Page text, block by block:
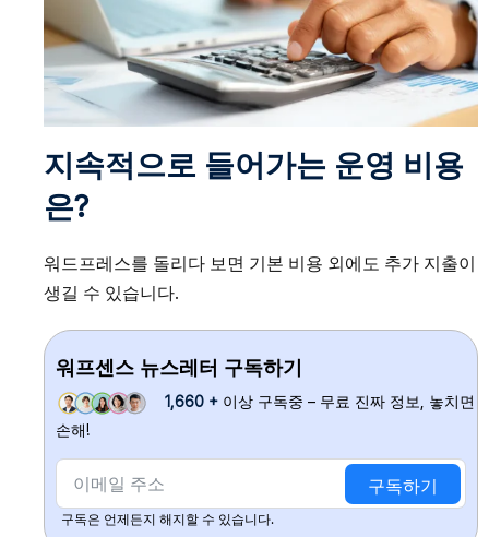
지속적으로 들어가는 운영 비용
은?
워드프레스를 돌리다 보면 기본 비용 외에도 추가 지출이
생길 수 있습니다.
워프센스 뉴스레터 구독하기
1,660 + 이상 구독중 – 무료 진짜 정보, 놓치면
손해!
구독하기
구독은 언제든지 해지할 수 있습니다.